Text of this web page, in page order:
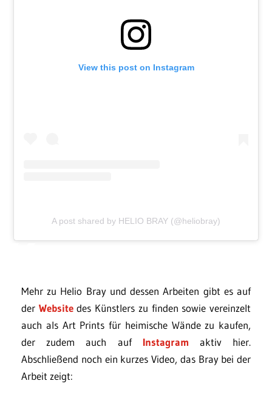
View this post on Instagram
A post shared by HELIO BRAY (@heliobray)
Mehr zu Helio Bray und dessen Arbeiten gibt es auf
der Websitedes Künstlers zu finden sowie vereinzelt
auch als Art Prints für heimische Wände zu kaufen,
der zudem auch auf Instagram aktiv hier.
Abschließend noch ein kurzes Video, das Bray bei der
Arbeit zeigt: